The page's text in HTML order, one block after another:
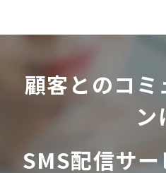
顧客とのコミ
ン
SMS配信サ